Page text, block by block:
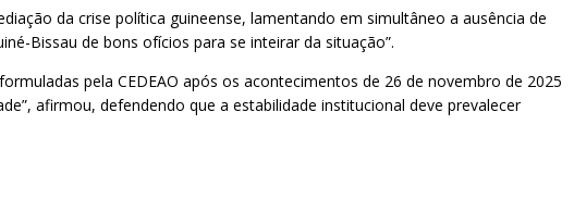
da crise política guineense, lamentando em simultâneo a ausência de
Bissau de bons ofícios para se inteirar da situação”.
pela CEDEAO após os acontecimentos de 26 de novembro de 2025
afirmou, defendendo que a estabilidade institucional deve prevalecer